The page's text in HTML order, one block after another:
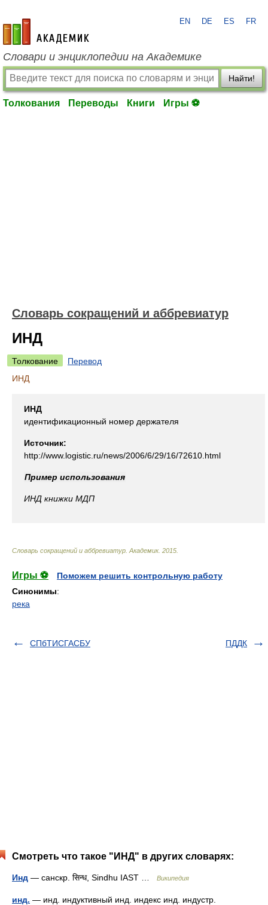
academic.ru
EN DE ES FR
Словари и энциклопедии на Академике
Найти!
Толкования Переводы Книги Игры ⚽
Словарь сокращений и аббревиатур
ИНД
Толкование
Перевод
ИНД
ИНД
идентификационный номер держателя
Источник:
http://www.logistic.ru/news/2006/6/29/16/72610.html
Пример использования
ИНД книжки МДП
Словарь сокращений и аббревиатур Академик. 2015
Игры ⚽
Поможем решить контрольную работу
Синонимы:
река
СПбТИСГАСБУ ПДДК
Смотреть что такое "ИНД" в других словарях:
Инд — санскр. सिन्ध, Sindhu IAST … Википедия
инд. — инд. индуктивный инд. индекс инд. индустр.